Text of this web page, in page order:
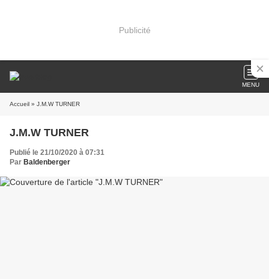
Publicité
MENU
Accueil » J.M.W TURNER
J.M.W TURNER
Publié le 21/10/2020 à 07:31
Par Baldenberger